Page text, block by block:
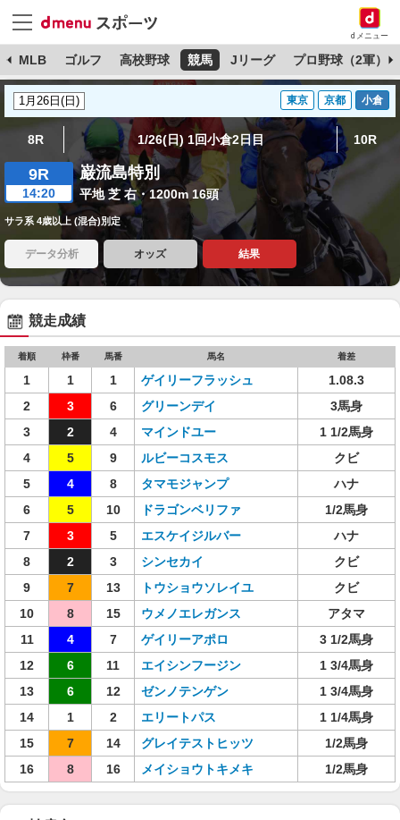
dメニュー
MLB ゴルフ 高校野球 競馬 Jリーグ プロ野球（2軍）
東京 京都 小倉
8R 1/26(日) 1回小倉2日目 10R
9R
14:20
巌流島特別
平地 芝 右・1200m 16頭
サラ系 4歳以上 (混合)別定
データ分析 オッズ 結果
競走成績
着順 枠番 馬番 馬名 着差
1 1 1 ゲイリーフラッシュ
1.08.3
2
3 6 グリーンデイ
3馬身
3
2 4 マインドユー
1 1/2馬身
4
5 9 ルビーコスモス
クビ
5
4 8 タマモジャンプ
ハナ
6
5 10 ドラゴンベリファ
1/2馬身
7
3 5 エスケイジルバー
ハナ
8
2 3 シンセカイ
クビ
9
7 13 トウショウソレイユ
クビ
10
8 15 ウメノエレガンス
アタマ
11
4 7 ゲイリーアポロ
3 1/2馬身
12
6 11 エイシンフージン
1 3/4馬身
13
6 12 ゼンノテンゲン
1 3/4馬身
14
1 2 エリートパス
1 1/4馬身
15
7 14 グレイテストヒッツ
1/2馬身
16
8 16 メイショウトキメキ 1/2馬身